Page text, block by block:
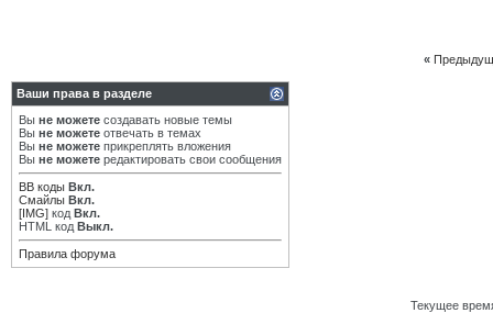
«
Ваши права в разделе
Вы не можете создавать новые темы
Вы не можете отвечать в темах
Вы не можете прикреплять вложения
Вы не можете редактировать свои сообщения
BB коды Вкл.
Смайлы Вкл.
[IMG] код Вкл.
HTML код Выкл.
Правила форума
Текущее